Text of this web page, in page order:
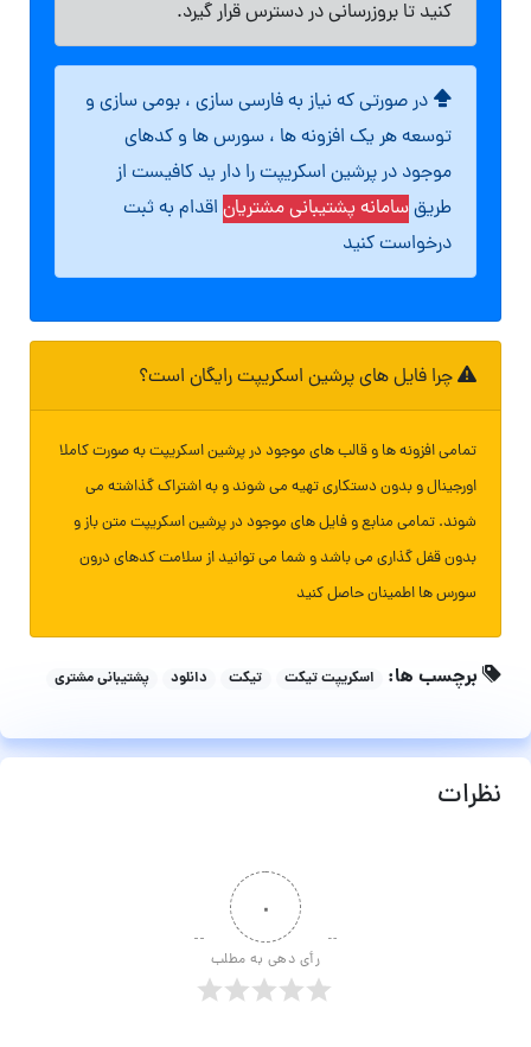
کنید تا بروزرسانی در دسترس قرار گیرد.
در صورتی که نیاز به فارسی سازی ، بومی سازی و
توسعه هر یک افزونه ها ، سورس ها و کدهای
موجود در پرشین اسکریپت را دار ید کافیست از
طریقسامانه پشتیبانی مشتریان اقدام به ثبت
درخواست کنید
چرا فایل های پرشین اسکریپت رایگان است؟
تمامی افزونه ها و قالب های موجود در پرشین اسکریپت به صورت کاملا
اورجینال و بدون دستکاری تهیه می شوند و به اشتراک گذاشته می
شوند. تمامی منابع و فایل های موجود در پرشین اسکریپت متن باز و
بدون قفل گذاری می باشد و شما می توانید از سلامت کدهای درون
سورس ها اطمینان حاصل کنید
برچسب ها: اسکریپت تیکت تیکت دانلود پشتیبانی مشتری
نظرات
۰
رأی دهی به مطلب